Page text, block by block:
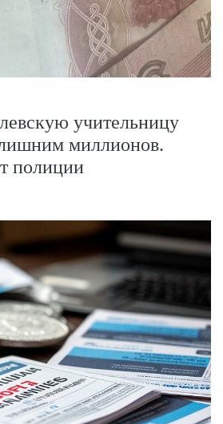
учительницу
миллионов.
полиции